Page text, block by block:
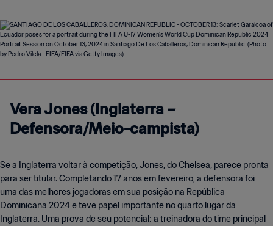
Vera Jones (Inglaterra –
Defensora/Meio-campista)
Se a Inglaterra voltar à competição, Jones, do Chelsea, parece pronta
para ser titular. Completando 17 anos em fevereiro, a defensora foi
uma das melhores jogadoras em sua posição na República
Dominicana 2024 e teve papel importante no quarto lugar da
Inglaterra. Uma prova de seu potencial: a treinadora do time principal